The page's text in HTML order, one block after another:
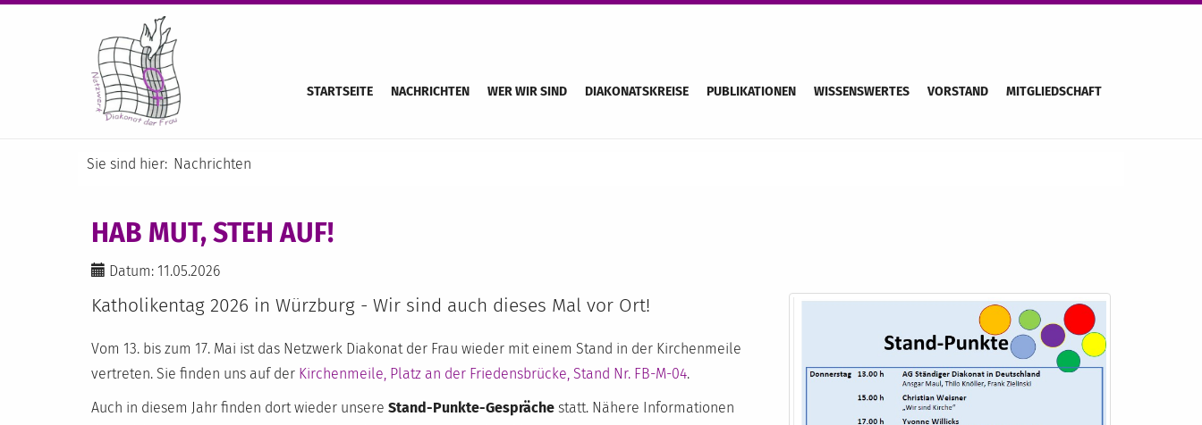
STARTSEITE NACHRICHTEN WER WIR SIND DIAKONATSKREISE PUBLIKATIONEN WISSENSWERTES VORSTAND MITGLIEDSCHAFT
Sie sind hier: Nachrichten
HAB MUT, STEH AUF!
Datum: 11.05.2026
Katholikentag 2026 in Würzburg - Wir sind auch dieses Mal vor Ort!
Vom 13. bis zum 17. Mai ist das Netzwerk Diakonat der Frau wieder mit einem Stand in der Kirchenmeile
vertreten. Sie finden uns auf der Kirchenmeile, Platz an der Friedensbrücke, Stand Nr. FB-M-04.
Auch in diesem Jahr finden dort wieder unsere Stand-Punkte-Gespräche statt. Nähere Informationen